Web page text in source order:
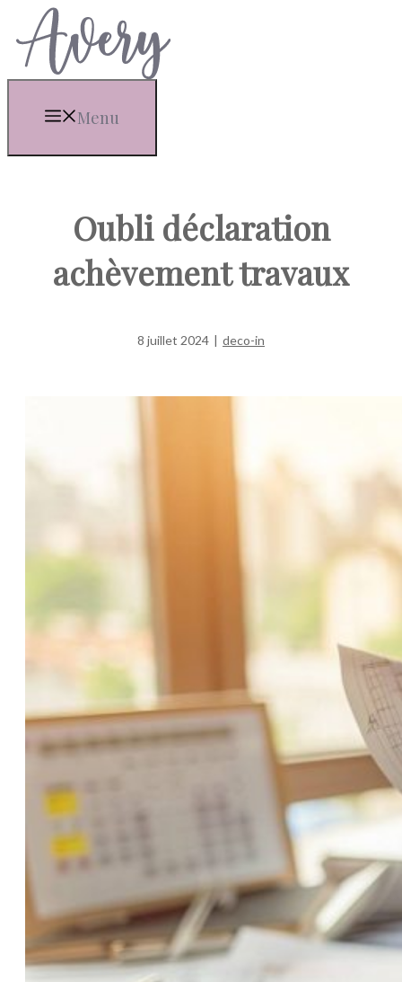
Aller
au
contenu
Menu
Oubli déclaration
achèvement travaux
8 juillet 2024 | deco-in